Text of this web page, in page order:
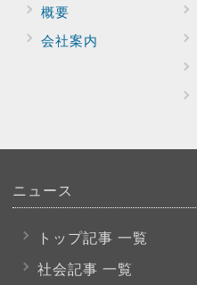
概要
会社案内
ニュース
トップ記事 一覧
社会記事 一覧